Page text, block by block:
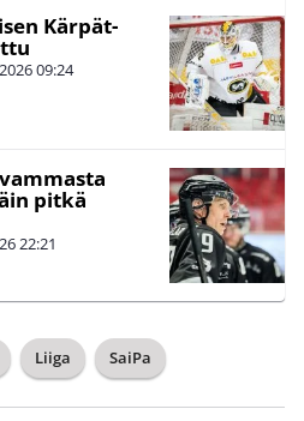
Kärpät-
09:24
pitkä
22:21
Liiga SaiPa